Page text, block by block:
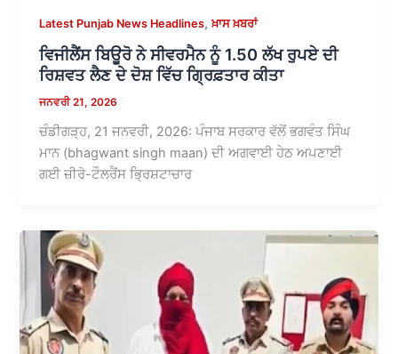
Latest Punjab News Headlines,ਖ਼ਾਸ ਖ਼ਬਰਾਂ
ਵਿਜੀਲੈਂਸ ਬਿਊਰੋ ਨੇ ਸੀਵਰਮੈਨ ਨੂੰ 1.50 ਲੱਖ ਰੁਪਏ ਦੀ
ਰਿਸ਼ਵਤ ਲੈਣ ਦੇ ਦੋਸ਼ ਵਿੱਚ ਗ੍ਰਿਫ਼ਤਾਰ ਕੀਤਾ
ਜਨਵਰੀ 21, 2026
ਚੰਡੀਗੜ੍ਹ, 21 ਜਨਵਰੀ, 2026: ਪੰਜਾਬ ਸਰਕਾਰ ਵੱਲੋਂ ਭਗਵੰਤ ਸਿੰਘ
ਮਾਨ (bhagwant singh maan) ਦੀ ਅਗਵਾਈ ਹੇਠ ਅਪਣਾਈ
ਗਈ ਜ਼ੀਰੋ-ਟੌਲਰੈਂਸ ਭ੍ਰਿਸ਼ਟਾਚਾਰ